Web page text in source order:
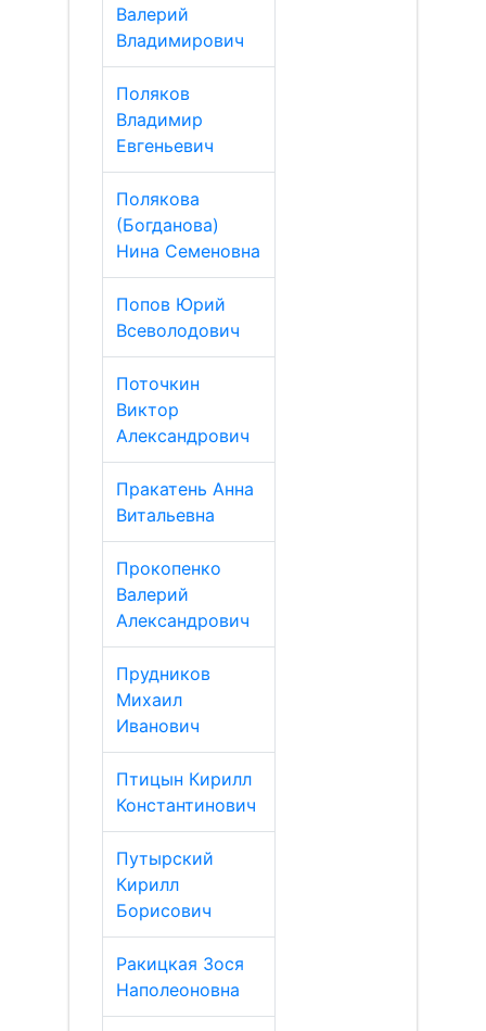
Валерий
Владимирович
Поляков
Владимир
Евгеньевич
Полякова
(Богданова)
Нина Семеновна
Попов Юрий
Всеволодович
Поточкин
Виктор
Александрович
Пракатень Анна
Витальевна
Прокопенко
Валерий
Александрович
Прудников
Михаил
Иванович
Птицын Кирилл
Константинович
Путырский
Кирилл
Борисович
Ракицкая Зося
Наполеоновна